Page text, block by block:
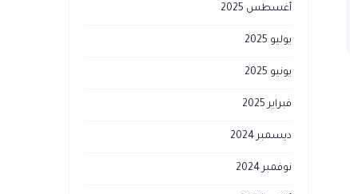
أغسطس 2025
يوليو 2025
يونيو 2025
فبراير 2025
ديسمبر 2024
نوفمبر 2024